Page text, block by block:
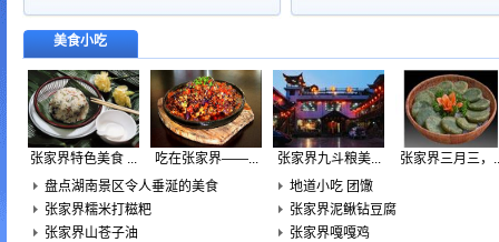
美食小吃
张家界特色美食 ... 吃在张家界——... 张家界九斗粮美...
张家界三月三，
盘点湖南景区令人垂涎的美食
地道小吃 团馓
张家界糯米打糍粑
张家界泥鳅钻豆腐
张家界山苍子油
张家界嘎嘎鸡